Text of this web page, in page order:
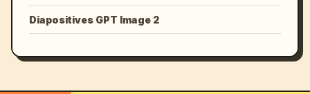
Diapositives GPT Image 2